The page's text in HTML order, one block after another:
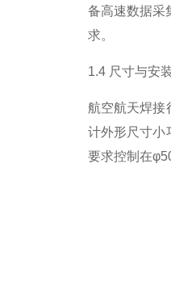
备高速数据采
求。
1.4 尺寸与安
航空航天焊接
计外形尺寸小
要求控制在